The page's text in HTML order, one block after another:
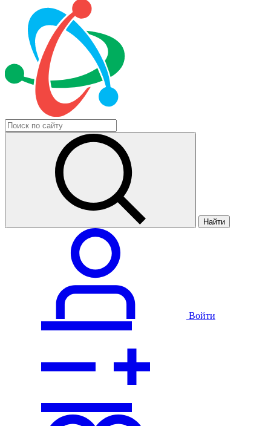
Найти
Войти